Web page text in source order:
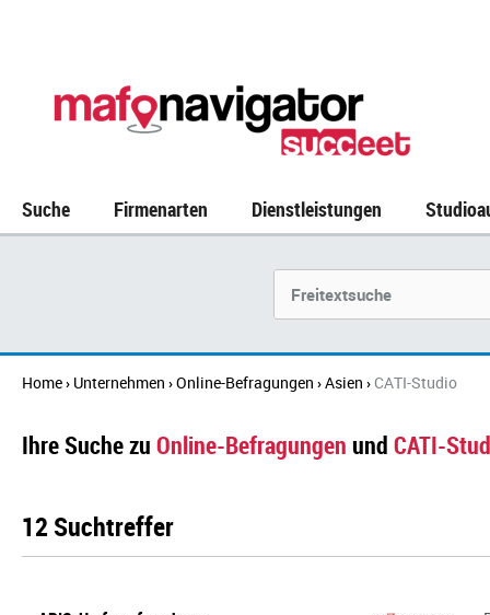
Suche Firmenarten Dienstleistungen
Home› Unternehmen ›Online-Befragungen ›Asien ›CATI-Studio
Ihre Suche zu Online-Befragungen und CATI-
12 Suchtreffer